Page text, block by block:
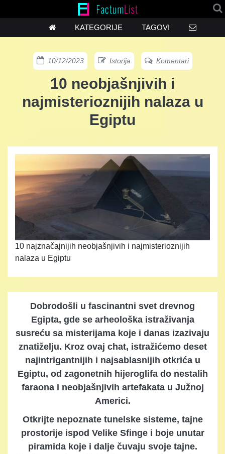
KATEGORIJE TAGOVI
10/12/2023 Istorija Komentari
10 neobjašnjivih i
najmisterioznijih nalaza u
Egiptu
10 najznačajnijih neobjašnjivih i najmisterioznijih
nalaza u Egiptu
Dobrodošli u fascinantni svet drevnog
Egipta, gde se arheološka istraživanja
susreću sa misterijama koje i danas izazivaju
znatiželju. Kroz ovaj chat, istražićemo deset
najintrigantnijih i najsablasnijih otkrića u
Egiptu, od zagonetnih hijeroglifa do nestalih
faraona i neobjašnjivih artefakata u Južnoj
Americi.
Otkrijte nepoznate tunelske sisteme, tajne
prostorije ispod Velike Sfinge i boje unutar
piramida koje i dalje čuvaju svoje tajne.